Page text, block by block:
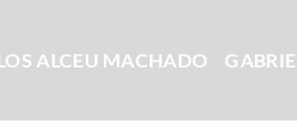
ALCEU MACHADO